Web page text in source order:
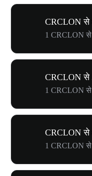
CRCLON से
1 CRCLON
CRCLON से
1 CRCLON
CRCLON से
1 CRCLON